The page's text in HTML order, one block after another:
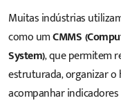
Muitas indústrias
como umCMMS
System), que permitem
estruturada, organizar
acompanhar